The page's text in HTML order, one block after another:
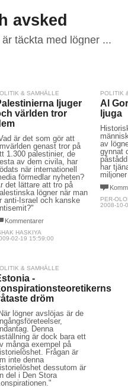
avsked
täckta med lögner ...
& SAMHÄLLE
ljuger
världen tror
är det som gör att
genast tror på
1.300 palestinier, de
av dem civila, har
när internationell
förmedlar nyheten?
det lättare att tro på
lögner när man
anti-Israel och kanske
Kommentarer
HASKIYA
02-19 15:59:00
POLITIK
Al
ljuga
av
gynnat
har
PER-
2008-10-
& SAMHÄLLE
-
dröm
lögner avslöjas är de
Denna
är dock bara ett
många exempel på
Frågan är
inte denna
dessutom är
del i Den Stora